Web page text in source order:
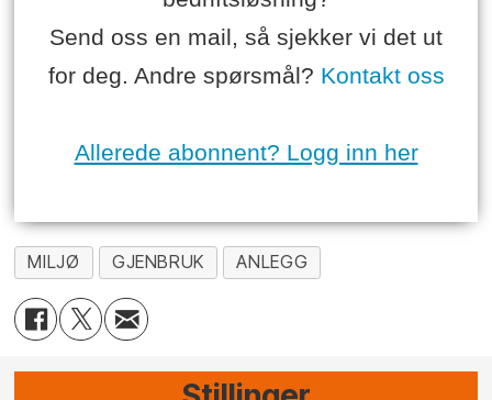
Send oss en mail, så sjekker vi det ut
for deg. Andre spørsmål? Kontakt oss
Allerede abonnent? Logg inn her
MILJØ GJENBRUK ANLEGG